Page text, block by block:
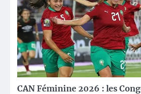
CAN Féminine 2026 : les